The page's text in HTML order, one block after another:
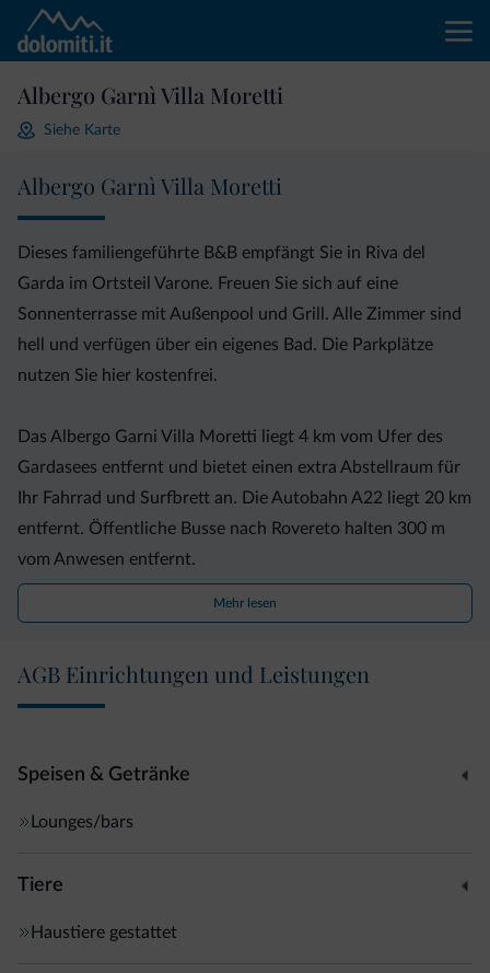
Albergo Garnì Villa Moretti
Siehe Karte
Albergo Garnì Villa Moretti
Dieses familiengeführte B&B empfängt Sie in Riva del
Garda im Ortsteil Varone. Freuen Sie sich auf eine
Sonnenterrasse mit Außenpool und Grill. Alle Zimmer sind
hell und verfügen über ein eigenes Bad. Die Parkplätze
nutzen Sie hier kostenfrei.
Das Albergo Garni Villa Moretti liegt 4 km vom Ufer des
Gardasees entfernt und bietet einen extra Abstellraum für
Ihr Fahrrad und Surfbrett an. Die Autobahn A22 liegt 20 km
entfernt. Öffentliche Busse nach Rovereto halten 300 m
vom Anwesen entfernt.
Die Villa Moretti serviert Ihnen ein kontinentales Frühstück
eine kleine Bar zum Verweilen ein. Restaurants und
Geschäfte befinden sich in der Stadtmitte, eine 5-minütige
Mehr lesen
AGB Einrichtungen und Leistungen
Speisen & Getränke
Lounges/bars
Tiere
Haustiere gestattet